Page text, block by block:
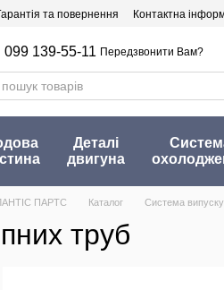
та повернення Контактна
099 139-55-11 Передзвонити Вам?
Деталі
двигуна
ПАРТС Каталог Система випуску
труб